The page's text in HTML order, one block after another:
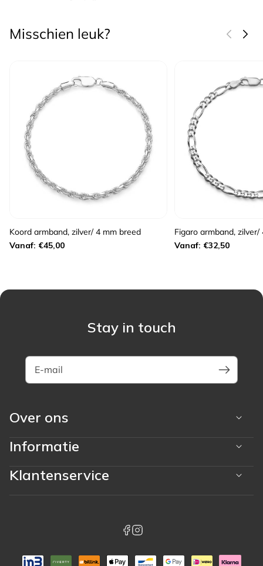
Misschien leuk?
Koord armband, zilver/ 4 mm breed
Normale
Vanaf: €45,00
Figaro armband, zilver/
Normale
Vanaf: €32,50
Stay in touch
E-mail
Over ons
Informatie
Klantenservice
facebook
instagram
whatsapp